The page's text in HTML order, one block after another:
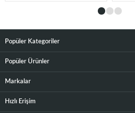
Popüler Kategoriler
Popüler Ürünler
Markalar
Hızlı Erişim